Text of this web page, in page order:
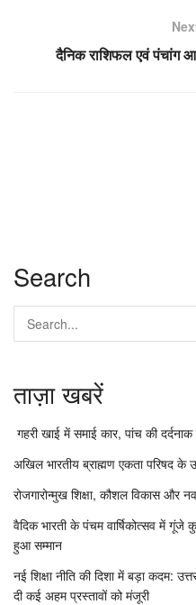
दैनिक राशिफल एवं पंचांग
Search
ताज़ा खबरें
गहरी खाई में समाई कार, पांच की
अखिल भारतीय ब्राह्मण एकता परिषद के
रोजगारोन्मुख शिक्षा, कौशल विकास और
वैदिक भारती के पंचम वार्षिकोत्सव में गूंजे
हुआ सम्मान
नई शिक्षा नीति की दिशा में बड़ा कदम:
दी कई अहम प्रस्तावों को मंजूरी